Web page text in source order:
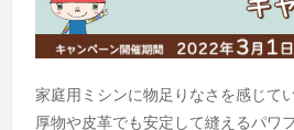
家庭用ミシンに物足りなさを感じてい
厚物や皮革でも安定して縫えるパワ